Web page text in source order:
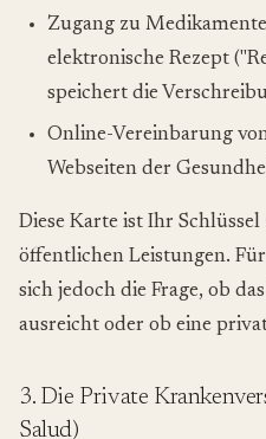
Zugang zu
elektronische Rezept
speichert die
Online-Vereinbarung
Webseiten der
Diese Karte ist Ihr
öffentlichen Leistungen.
sich jedoch die Frage, ob
ausreicht oder ob eine
3. Die Private
Salud)